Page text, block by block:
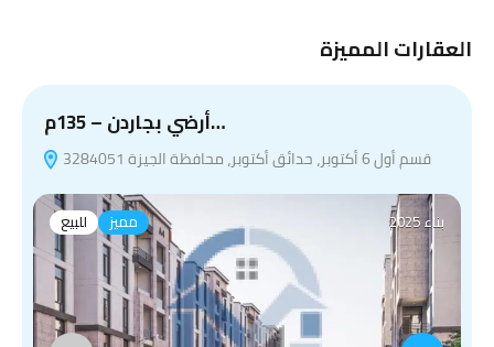
العقارات المميزة
أرضي بجاردن – 135م…
قسم أول 6 أكتوبر، حدائق أكتوبر، محافظة الجيزة 3284051
للبيع مميز بناء 2025